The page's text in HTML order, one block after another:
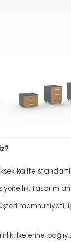
kalite
tasarım
memnuniyeti,
ilkelerine